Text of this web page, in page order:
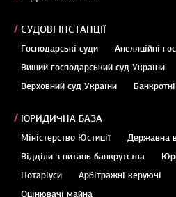
СУДОВІ ІНСТАНЦІЇ
Господарські суди
Апеляційні
Вищий господарський суд України
Верховний суд України
ЮРИДИЧНА БАЗА
Міністерство Юстиції
Державна
Відділи з питань банкрутства
Нотаріуси
Арбітражні керуючі
Оцінювачі майна